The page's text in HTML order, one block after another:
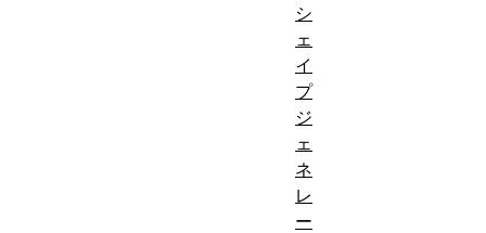
シ
ェ
イ
プ
ジ
ェ
ネ
レ
ー